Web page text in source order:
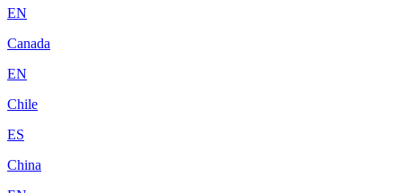
EN
Canada
EN
Chile
ES
China